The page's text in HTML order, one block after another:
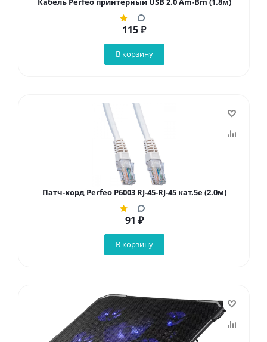
115₽
В корзину
Патч-корд Perfeo P6003 RJ-45-RJ-45 кат.5e (2.0м)
91 ₽
В корзину